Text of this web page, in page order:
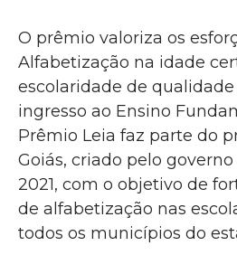
O prêmio valoriza os
Alfabetização na idade
escolaridade de
ingresso ao Ensino
Prêmio Leia faz parte do
Goiás, criado pelo
2021, com o objetivo de
de alfabetização nas
todos os municípios do